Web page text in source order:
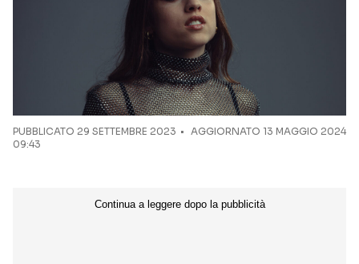
PUBBLICATO 29 SETTEMBRE 2023
AGGIORNATO 13 MAGGIO 2024
09:43